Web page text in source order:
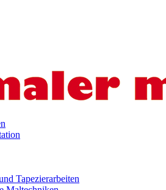
Tapezierarbeiten